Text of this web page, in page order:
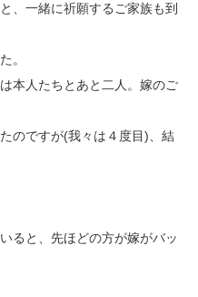
、一緒に祈願するご家族も到
。
本人たちとあと二人。嫁のご
のですが(我々は４度目)、結
ると、先ほどの方が嫁がバッ